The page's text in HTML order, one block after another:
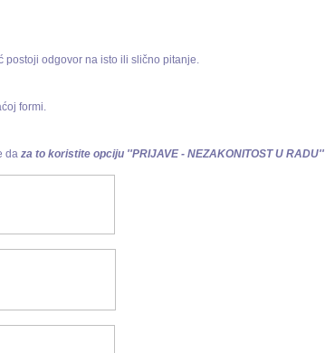
postoji odgovor na isto ili slično pitanje.
formi.
da za to koristite opciju ''PRIJAVE - NEZAKONITOST U RADU''